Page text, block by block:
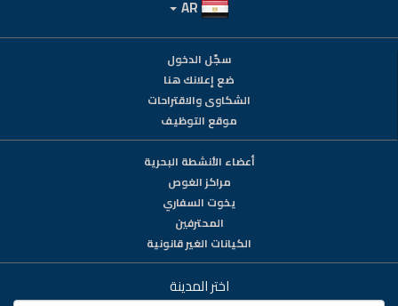
سجّل الدخول
ضع إعلانك هنا
الشكاوى والاقتراحات
موقع التوظيف
أعضاء الأنشطة البحرية
مراكز الغوص
يخوت السفاري
المحترفين
الكيانات الغير قانونية
اختر المدينة